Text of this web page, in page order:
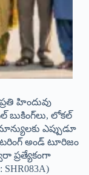
హిందువు
లోకల్
ఎప్పుడూ
అండ్ టూరిజం
ప్రత్యేకంగా